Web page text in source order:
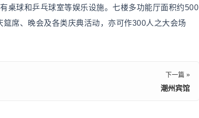
桌球和乒乓球室等娱乐设施。七楼多功能厅面积约500
席、晚会及各类庆典活动，亦可作300人之大会场
下一篇 »
潮州宾馆